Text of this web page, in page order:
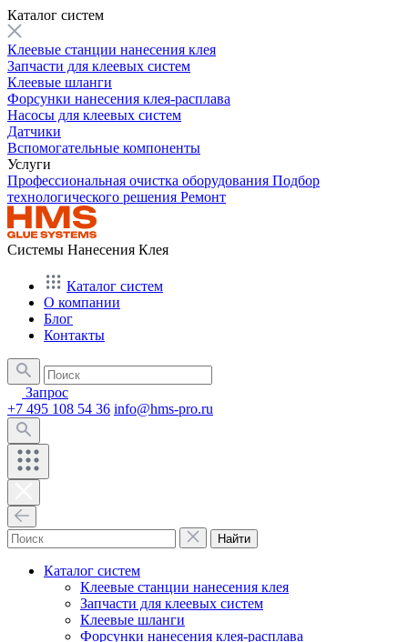
Каталог систем
Клеевые станции нанесения клея
Запчасти для клеевых систем
Клеевые шланги
Форсунки нанесения клея-расплава
Насосы для клеевых систем
Датчики
Вспомогательные компоненты
Услуги
Профессиональная очистка оборудования Подбор
технологического решения Ремонт
Системы Нанесения Клея
Каталог систем
О компании
Блог
Контакты
Запрос
+7 495 108 54 36 info@hms-pro.ru
Найти
Каталог систем
Клеевые станции нанесения клея
Запчасти для клеевых систем
Клеевые шланги
Форсунки нанесения клея-расплава